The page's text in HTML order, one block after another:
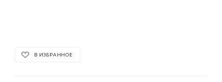
В ИЗБРАННОЕ